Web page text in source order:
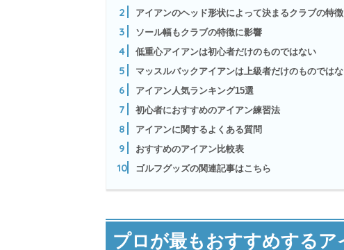
2 アイアンのヘッド形状によって決まるクラブの特徴
3 ソール幅もクラブの特徴に影響
4 低重心アイアンは初心者だけのものではない
5 マッスルバックアイアンは上級者だけのものでは
6 アイアン人気ランキング15選
7 初心者におすすめのアイアン練習法
8 アイアンに関するよくある質問
9 おすすめのアイアン比較表
10 ゴルフグッズの関連記事はこちら
プロが最もおすすめするア